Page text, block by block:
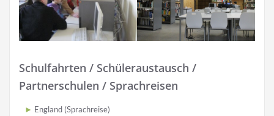
Schulfahrten / Schüleraustausch /
Partnerschulen / Sprachreisen
England (Sprachreise)